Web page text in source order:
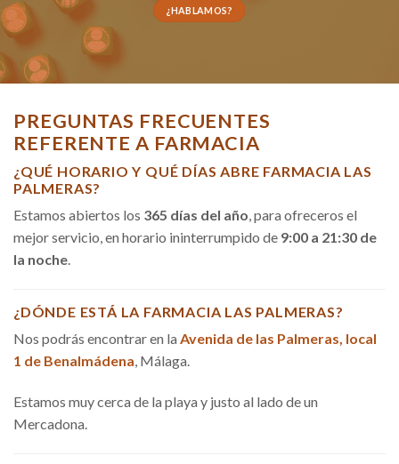
¿HABLAMOS?
PREGUNTAS FRECUENTES
REFERENTE A FARMACIA
¿QUÉ HORARIO Y QUÉ DÍAS ABRE FARMACIA LAS
PALMERAS?
Estamos abiertos los 365 días del año, para ofreceros el
mejor servicio, en horario ininterrumpido de 9:00 a 21:30 de
la noche.
¿DÓNDE ESTÁ LA FARMACIA LAS PALMERAS?
Nos podrás encontrar en la Avenida de las Palmeras, local
1 de Benalmádena, Málaga.
Estamos muy cerca de la playa y justo al lado de un
Mercadona.